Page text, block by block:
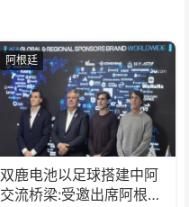
阿根廷
双鹿电池以足球搭建中阿
交流桥梁:受邀出席阿根廷